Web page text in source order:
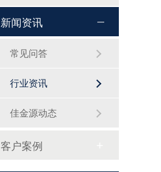
新闻资讯
常见问答
行业资讯
佳金源动态
客户案例